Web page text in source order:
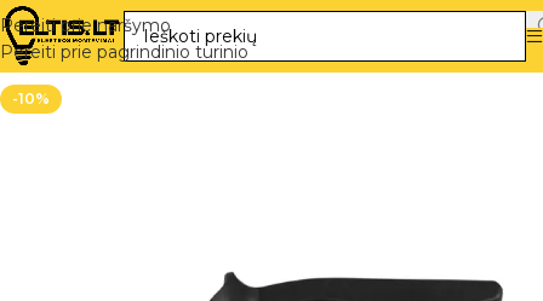
Pereiti prie naršymo
Pereiti prie pagrindinio turinio
-10%